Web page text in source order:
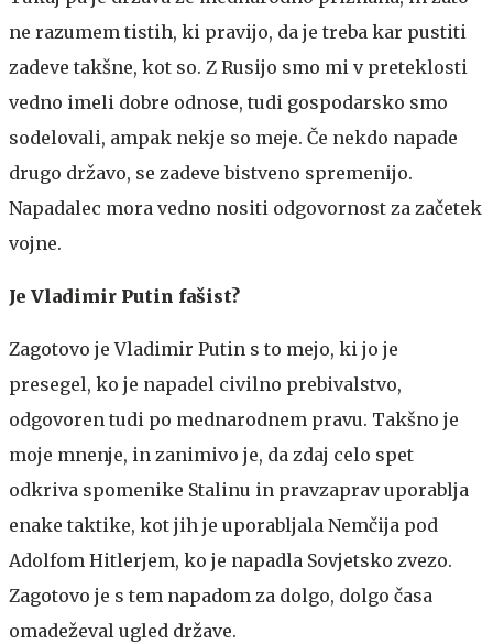
ne razumem tistih, ki pravijo, da je treba kar pustiti
zadeve takšne, kot so. Z Rusijo smo mi v preteklosti
vedno imeli dobre odnose, tudi gospodarsko smo
sodelovali, ampak nekje so meje. Če nekdo napade
drugo državo, se zadeve bistveno spremenijo.
Napadalec mora vedno nositi odgovornost za začetek
vojne.
Je Vladimir Putin fašist?
Zagotovo je Vladimir Putin s to mejo, ki jo je
presegel, ko je napadel civilno prebivalstvo,
odgovoren tudi po mednarodnem pravu. Takšno je
moje mnenje, in zanimivo je, da zdaj celo spet
odkriva spomenike Stalinu in pravzaprav uporablja
enake taktike, kot jih je uporabljala Nemčija pod
Adolfom Hitlerjem, ko je napadla Sovjetsko zvezo.
Zagotovo je s tem napadom za dolgo, dolgo časa
omadeževal ugled države.